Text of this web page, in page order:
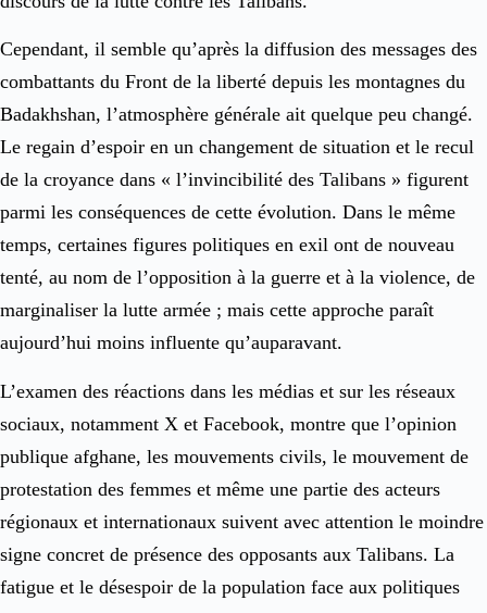
Cependant, il semble qu’après la diffusion des messages des
combattants du Front de la liberté depuis les montagnes du
Badakhshan, l’atmosphère générale ait quelque peu changé.
Le regain d’espoir en un changement de situation et le recul
de la croyance dans « l’invincibilité des Talibans » figurent
parmi les conséquences de cette évolution. Dans le même
temps, certaines figures politiques en exil ont de nouveau
tenté, au nom de l’opposition à la guerre et à la violence, de
marginaliser la lutte armée ; mais cette approche paraît
aujourd’hui moins influente qu’auparavant.
L’examen des réactions dans les médias et sur les réseaux
sociaux, notamment X et Facebook, montre que l’opinion
publique afghane, les mouvements civils, le mouvement de
protestation des femmes et même une partie des acteurs
régionaux et internationaux suivent avec attention le moindre
signe concret de présence des opposants aux Talibans. La
fatigue et le désespoir de la population face aux politiques